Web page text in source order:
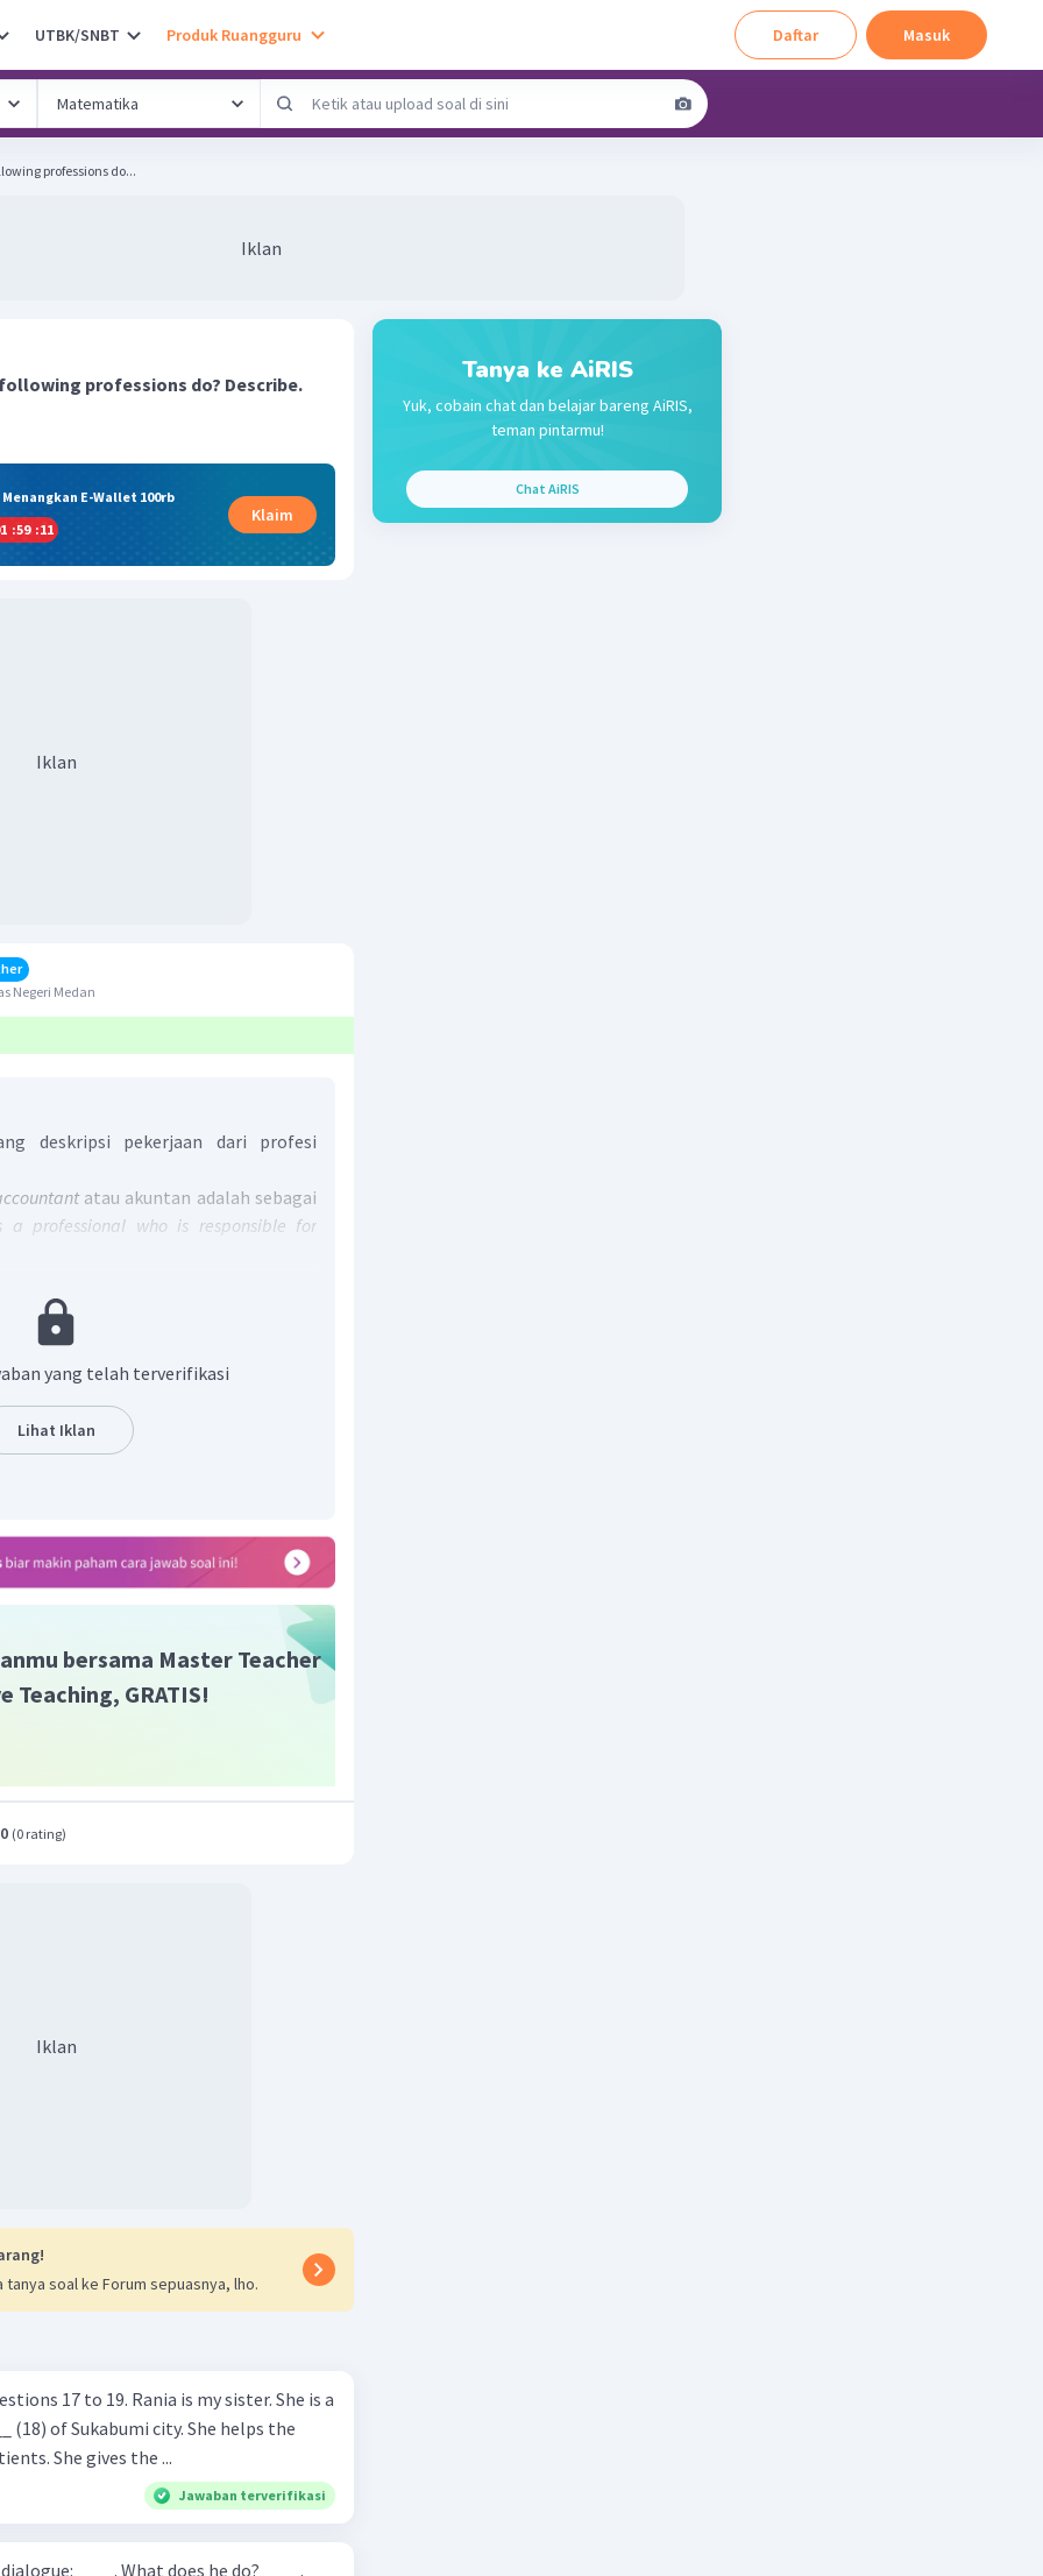
UTBK/SNBT Produk Ruangguru Daftar Masuk
professions do...
Iklan
professions do? Describe.
E-Wallet 100rb
:59 :11
Klaim
Iklan
Negeri Medan
deskripsi pekerjaan dari profesi
atau akuntan adalah sebagai
a professional who is responsible for
catatan keuangan".
adalah "
for keeping and interpreting
yang telah terverifikasi
Lihat Iklan
bersama Master Teacher
Teaching, GRATIS!
(0 rating)
Iklan
tanya soal ke Forum sepuasnya, lho.
is my sister. She is a
(18) of Sukabumi city. She helps the
She gives the ...
Jawaban terverifikasi
Profession/Job you find in a dialogue: ____. What does he do? ____.
Tanya ke AiRIS
Yuk, cobain chat dan belajar bareng AiRIS,
teman pintarmu!
Chat AiRIS